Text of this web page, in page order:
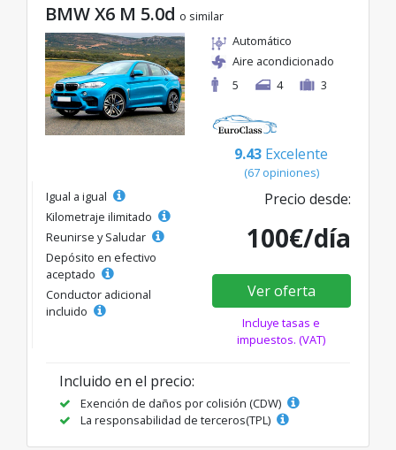
BMW X6 M 5.0d o similar
Automático
Aire acondicionado
5
4 3
9.43 Excelente
(67 opiniones)
Igual a igual
Kilometraje ilimitado
Reunirse y Saludar
Depósito en efectivo
aceptado
Conductor adicional
incluido
Precio desde:
100€/día
Ver oferta
Incluye tasas e
impuestos. (VAT)
Incluido en el precio:
Exención de daños por colisión (CDW)
La responsabilidad de terceros(TPL)